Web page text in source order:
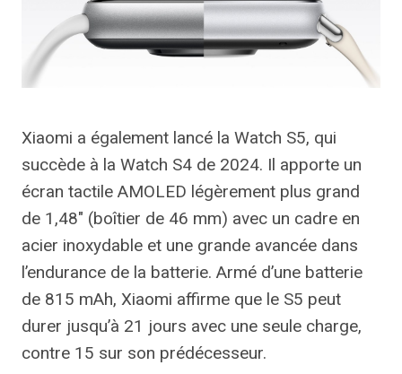
Xiaomi a également lancé la Watch S5, qui
succède à la Watch S4 de 2024. Il apporte un
écran tactile AMOLED légèrement plus grand
de 1,48″ (boîtier de 46 mm) avec un cadre en
acier inoxydable et une grande avancée dans
l’endurance de la batterie. Armé d’une batterie
de 815 mAh, Xiaomi affirme que le S5 peut
durer jusqu’à 21 jours avec une seule charge,
contre 15 sur son prédécesseur.